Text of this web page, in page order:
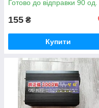
Готово до відправки 90 од.
155 ₴
Купити